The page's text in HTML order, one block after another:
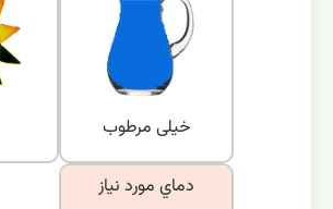
خیلی مرطوب
دماي مورد نياز